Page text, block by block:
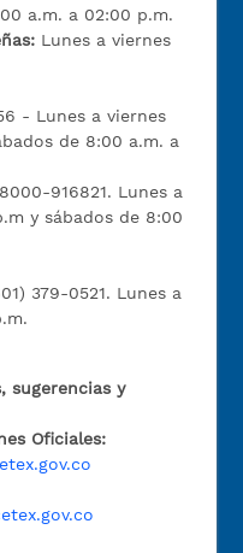
a.m. a 02:00 p.m.
Lunes a viernes
- Lunes a viernes
de 8:00 a.m. a
916821. Lunes a
y sábados de 8:00
379-0521. Lunes a
sugerencias y
Oficiales: